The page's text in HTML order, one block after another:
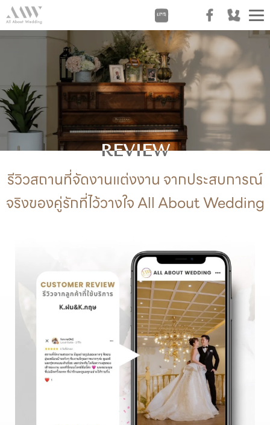
REVIEW
รีวิวสถานที่จัดงานแต่งงาน จากประสบการณ์
จริงของคู่รักที่ไว้วางใจ All About Wedding